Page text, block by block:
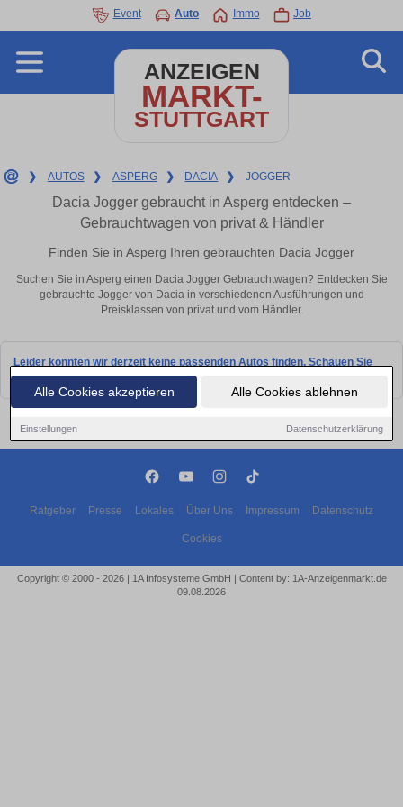
Alle Cookies akzeptieren Alle Cookies ablehnen
Einstellungen Datenschutzerklärung
Event Auto Immo Job
ANZEIGEN
MARKT-
STUTTGART
❯ AUTOS ❯ ASPERG ❯ DACIA ❯ JOGGER
Dacia Jogger gebraucht in Asperg entdecken –
Gebrauchtwagen von privat & Händler
Finden Sie in Asperg Ihren gebrauchten Dacia Jogger
Suchen Sie in Asperg einen Dacia Jogger Gebrauchtwagen? Entdecken Sie
gebrauchte Jogger von Dacia in verschiedenen Ausführungen und
Preisklassen von privat und vom Händler.
Leider konnten wir derzeit keine passenden Autos finden. Schauen Sie
bald wieder vorbei!
Ratgeber Presse Lokales Über Uns Impressum Datenschutz
Cookies
Copyright © 2000 - 2026 | 1A Infosysteme GmbH | Content by: 1A-Anzeigenmarkt.de
09.08.2026